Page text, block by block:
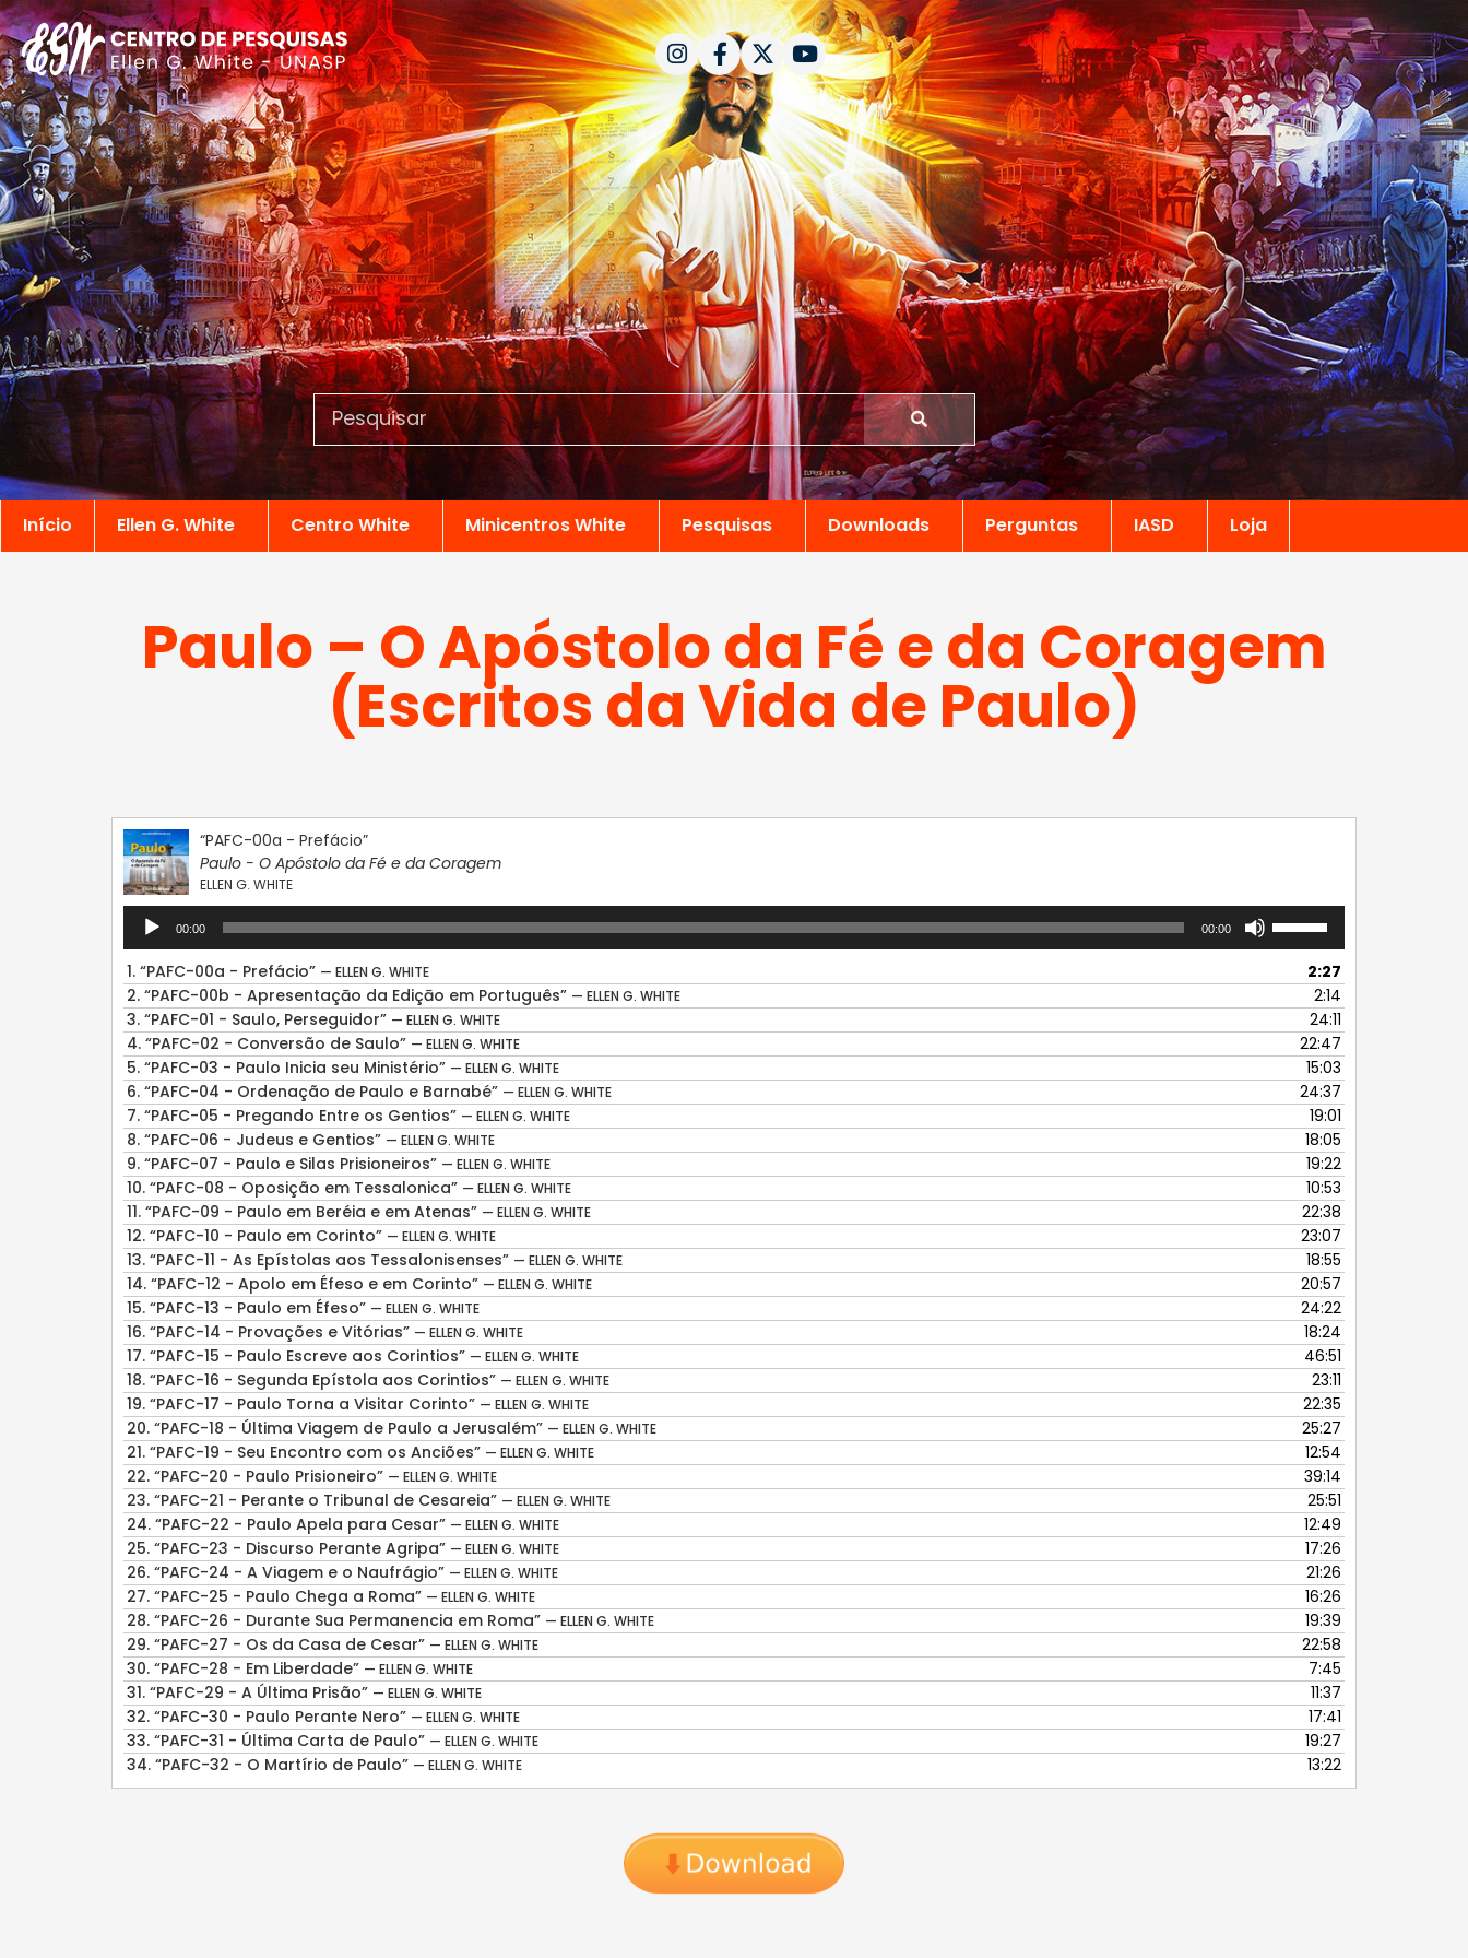
Início Ellen G. White Centro White Minicentros White Pesquisas Downloads Perguntas IASD Loja
Paulo – O Apóstolo da Fé e da Coragem
(Escritos da Vida de Paulo)
“PAFC-00a - Prefácio”
Paulo - O Apóstolo da Fé e da Coragem
ELLEN G. WHITE
Tocador
áudio
00:00 00:00
para
cima
ou
para
baixo
para
aumentar
diminuir
volume.
1. “PAFC-00a - Prefácio” — ELLEN G. WHITE
2:27
2. “PAFC-00b - Apresentaçāo da Ediçāo em Português” — ELLEN G. WHITE
2:14
3. “PAFC-01 - Saulo, Perseguidor” — ELLEN G. WHITE
24:11
4. “PAFC-02 - Conversão de Saulo” — ELLEN G. WHITE
22:47
5. “PAFC-03 - Paulo Inicia seu Ministério” — ELLEN G. WHITE
15:03
6. “PAFC-04 - Ordenação de Paulo e Barnabé” — ELLEN G. WHITE
24:37
7. “PAFC-05 - Pregando Entre os Gentios” — ELLEN G. WHITE
19:01
8. “PAFC-06 - Judeus e Gentios” — ELLEN G. WHITE
18:05
9. “PAFC-07 - Paulo e Silas Prisioneiros” — ELLEN G. WHITE
19:22
10. “PAFC-08 - Oposição em Tessalonica” — ELLEN G. WHITE
10:53
11. “PAFC-09 - Paulo em Beréia e em Atenas” — ELLEN G. WHITE
22:38
12. “PAFC-10 - Paulo em Corinto” — ELLEN G. WHITE
23:07
13. “PAFC-11 - As Epístolas aos Tessalonisenses” — ELLEN G. WHITE
18:55
14. “PAFC-12 - Apolo em Éfeso e em Corinto” — ELLEN G. WHITE
20:57
15. “PAFC-13 - Paulo em Éfeso” — ELLEN G. WHITE
24:22
16. “PAFC-14 - Provações e Vitórias” — ELLEN G. WHITE
18:24
17. “PAFC-15 - Paulo Escreve aos Corintios” — ELLEN G. WHITE
46:51
18. “PAFC-16 - Segunda Epístola aos Corintios” — ELLEN G. WHITE
23:11
19. “PAFC-17 - Paulo Torna a Visitar Corinto” — ELLEN G. WHITE
22:35
20. “PAFC-18 - Última Viagem de Paulo a Jerusalém” — ELLEN G. WHITE
25:27
21. “PAFC-19 - Seu Encontro com os Anciões” — ELLEN G. WHITE
12:54
22. “PAFC-20 - Paulo Prisioneiro” — ELLEN G. WHITE
39:14
23. “PAFC-21 - Perante o Tribunal de Cesareia” — ELLEN G. WHITE
25:51
24. “PAFC-22 - Paulo Apela para Cesar” — ELLEN G. WHITE
12:49
25. “PAFC-23 - Discurso Perante Agripa” — ELLEN G. WHITE
17:26
26. “PAFC-24 - A Viagem e o Naufrágio” — ELLEN G. WHITE
21:26
27. “PAFC-25 - Paulo Chega a Roma” — ELLEN G. WHITE
16:26
28. “PAFC-26 - Durante Sua Permanencia em Roma” — ELLEN G. WHITE
19:39
29. “PAFC-27 - Os da Casa de Cesar” — ELLEN G. WHITE
22:58
30. “PAFC-28 - Em Liberdade” — ELLEN G. WHITE
7:45
31. “PAFC-29 - A Última Prisão” — ELLEN G. WHITE
11:37
32. “PAFC-30 - Paulo Perante Nero” — ELLEN G. WHITE
17:41
33. “PAFC-31 - Última Carta de Paulo” — ELLEN G. WHITE
19:27
34. “PAFC-32 - O Martírio de Paulo” — ELLEN G. WHITE 13:22